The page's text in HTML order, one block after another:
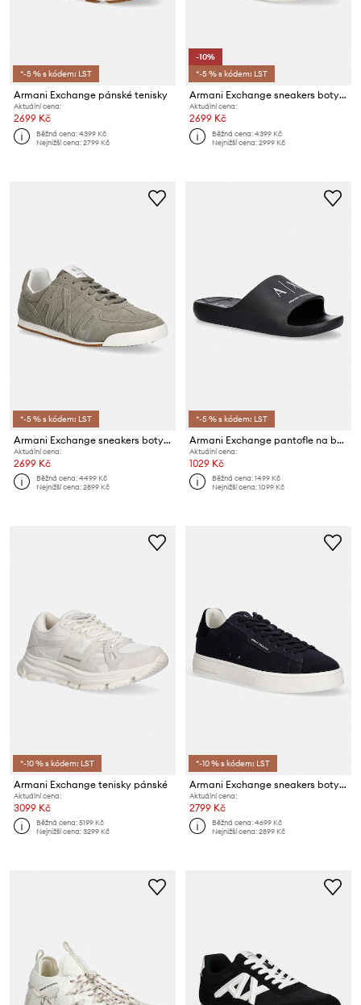
*-5 % s kódem: LST
Armani Exchange pánské tenisky
Aktuální cena:
2699 Kč
Běžná cena:4399 Kč
Nejnižší cena:2799 Kč
-10%
*-5 % s kódem: LST
Armani Exchange sneakers boty pánské
Aktuální cena:
2699 Kč
Běžná cena:4399 Kč
Nejnižší cena:2999 Kč
*-5 % s kódem: LST
Armani Exchange sneakers boty pánské semišové
Aktuální cena:
2699 Kč
Běžná cena:4499 Kč
Nejnižší cena:2899 Kč
*-5 % s kódem: LST
Armani Exchange pantofle na bazén pánské
Aktuální cena:
1029 Kč
Běžná cena:1499 Kč
Nejnižší cena:1099 Kč
*-10 % s kódem: LST
Armani Exchange tenisky pánské
Aktuální cena:
3099 Kč
Běžná cena:5199 Kč
Nejnižší cena:3299 Kč
*-10 % s kódem: LST
Armani Exchange sneakers boty pánské semišové
Aktuální cena:
2799 Kč
Běžná cena:4699 Kč
Nejnižší cena:2899 Kč